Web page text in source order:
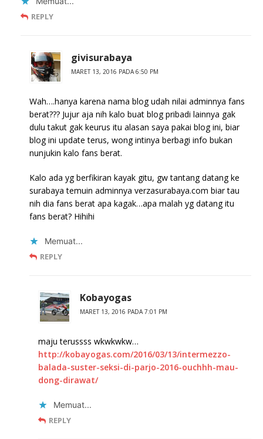
REPLY
givisurabaya
MARET 13, 2016 PADA 6:50 PM
Wah….hanya karena nama blog udah nilai adminnya fans
berat??? Jujur aja nih kalo buat blog pribadi lainnya gak
dulu takut gak keurus itu alasan saya pakai blog ini, biar
blog ini update terus, wong intinya berbagi info bukan
nunjukin kalo fans berat.
Kalo ada yg berfikiran kayak gitu, gw tantang datang ke
surabaya temuin adminnya verzasurabaya.com biar tau
nih dia fans berat apa kagak…apa malah yg datang itu
fans berat? Hihihi
Memuat...
REPLY
Kobayogas
MARET 13, 2016 PADA 7:01 PM
maju terussss wkwkwkw…
http://kobayogas.com/2016/03/13/intermezzo-
balada-suster-seksi-di-parjo-2016-ouchhh-mau-
dong-dirawat/
Memuat...
REPLY